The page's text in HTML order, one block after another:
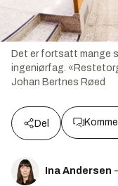
Det er fortsatt mange
ingeniørfag.
Johan Bertnes Røed
Del
Ina Andersen